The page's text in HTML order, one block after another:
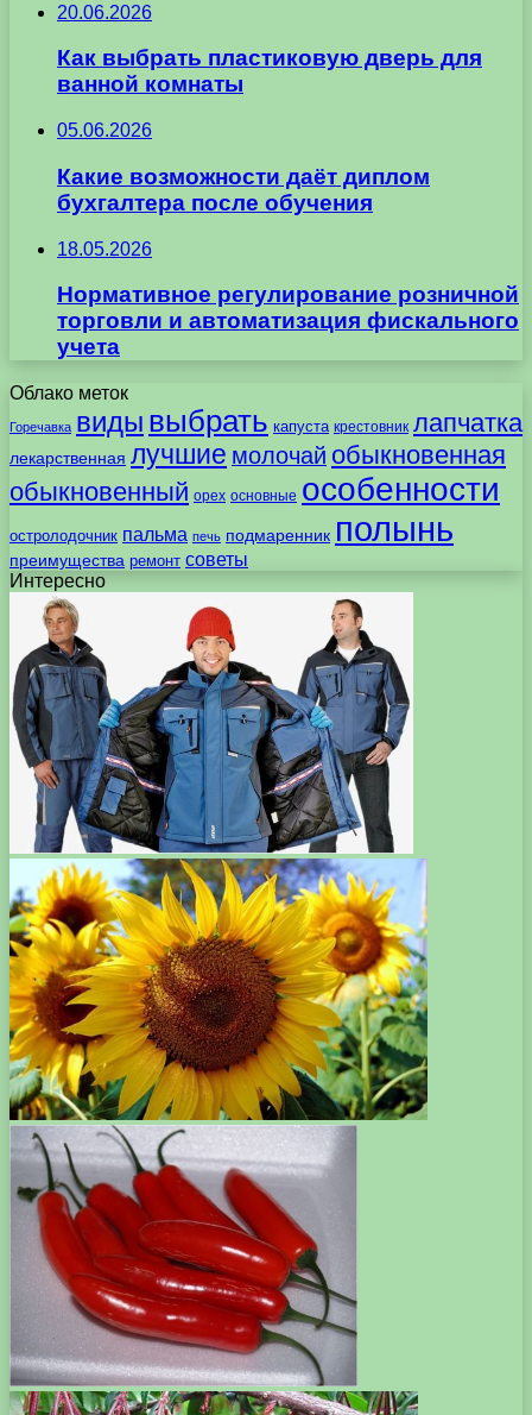
20.06.2026
Как выбрать пластиковую дверь для
ванной комнаты
05.06.2026
Какие возможности даёт диплом
бухгалтера после обучения
18.05.2026
Нормативное регулирование розничной
торговли и автоматизация фискального
учета
Облако меток
Горечавка виды выбрать капуста крестовник лапчатка
лекарственная лучшие молочай обыкновенная
обыкновенный орех основные особенности
остролодочник пальма печь подмаренник полынь
преимущества ремонт советы
Интересно